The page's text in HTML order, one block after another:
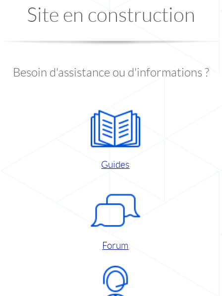
Site en construction
Besoin d'assistance ou d'informations ?
Guides
Forum